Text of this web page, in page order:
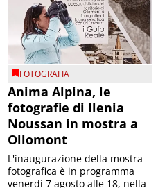
FOTOGRAFIA
Anima Alpina, le
fotografie di Ilenia
Noussan in mostra a
Ollomont
L'inaugurazione della mostra
fotografica è in programma
venerdì 7 agosto alle 18, nella